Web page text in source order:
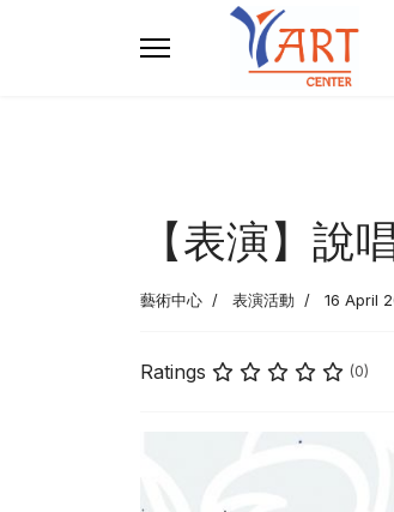
【表演】說
藝術中心 表演活動 16 April
Ratings (0)